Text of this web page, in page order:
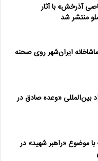
آذرخش» با آثار
منتشر شد
ایران‌شهر روی صحنه
بین‌المللی «وعده صادق در
کتاب با موضوع «راهبر شهید» در